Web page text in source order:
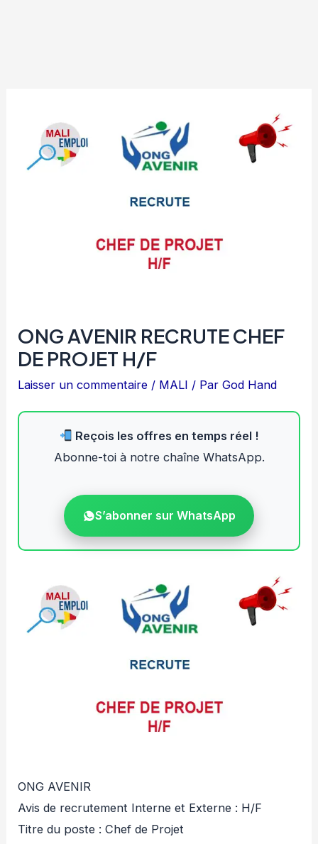
ONG AVENIR RECRUTE CHEF
DE PROJET H/F
Laisser un commentaire / MALI / ParGod Hand
Reçois les offres en temps réel !
Abonne-toi à notre chaîne WhatsApp.
S’abonner sur WhatsApp
ONG AVENIR
Avis de recrutement Interne et Externe : H/F
Titre du poste : Chef de Projet